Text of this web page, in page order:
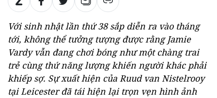
Với sinh nhật lần thứ 38 sắp diễn ra vào tháng
tới, không thể tưởng tượng được rằng Jamie
Vardy vẫn đang chơi bóng như một chàng trai
trẻ cùng thứ năng lượng khiến người khác phải
khiếp sợ. Sự xuất hiện của Ruud van Nistelrooy
tại Leicester đã tái hiện lại trọn vẹn hình ảnh